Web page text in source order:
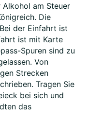
am Steuer
Die
der Einfahrt ist
ist mit Karte
Spuren sind zu
Von
Strecken
Tragen Sie
bei sich und
das